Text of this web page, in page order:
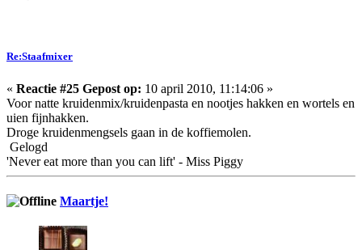
Re:Staafmixer
« Reactie #25 Gepost op: 10 april 2010, 11:14:06 »
Voor natte kruidenmix/kruidenpasta en nootjes hakken en wortels en
uien fijnhakken.
Droge kruidenmengsels gaan in de koffiemolen.
Gelogd
'Never eat more than you can lift' - Miss Piggy
Maartje!